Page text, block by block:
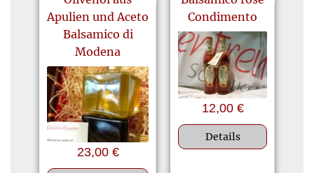
Apulien und Aceto
Balsamico di
Modena
23,00 €
Condimento
12,00 €
Details